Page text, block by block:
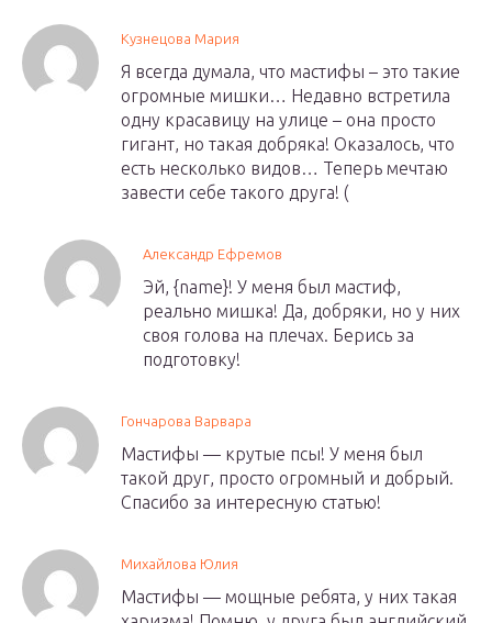
Кузнецова Мария
Я всегда думала, что мастифы – это такие
огромные мишки… Недавно встретила
одну красавицу на улице – она просто
гигант, но такая добряка! Оказалось, что
есть несколько видов… Теперь мечтаю
завести себе такого друга! (
Александр Ефремов
Эй, {name}! У меня был мастиф,
реально мишка! Да, добряки, но у них
своя голова на плечах. Берись за
подготовку!
Гончарова Варвара
Мастифы — крутые псы! У меня был
такой друг, просто огромный и добрый.
Спасибо за интересную статью!
Михайлова Юлия
Мастифы — мощные ребята, у них такая